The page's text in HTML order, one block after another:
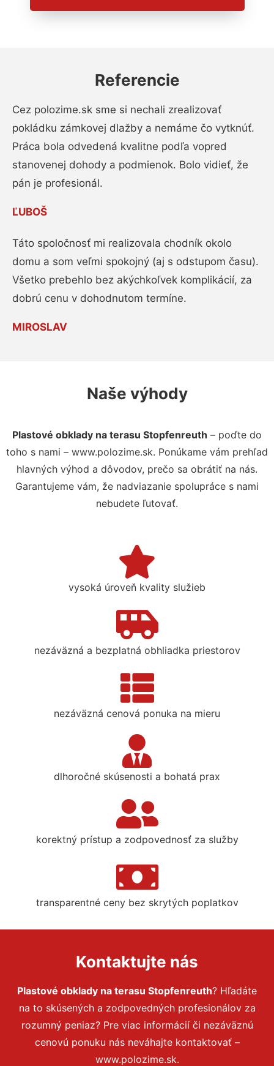
Referencie
Cez polozime.sk sme si nechali zrealizovať
pokládku zámkovej dlažby a nemáme čo vytknúť.
Práca bola odvedená kvalitne podľa vopred
stanovenej dohody a podmienok. Bolo vidieť, že
pán je profesionál.
ĽUBOŠ
Táto spoločnosť mi realizovala chodník okolo
domu a som veľmi spokojný (aj s odstupom času).
Všetko prebehlo bez akýchkoľvek komplikácií, za
dobrú cenu v dohodnutom termíne.
MIROSLAV
Naše výhody
Plastové obklady na terasu Stopfenreuth – poďte do
toho s nami – www.polozime.sk. Ponúkame vám prehľad
hlavných výhod a dôvodov, prečo sa obrátiť na nás.
Garantujeme vám, že nadviazanie spolupráce s nami
nebudete ľutovať.
vysoká úroveň kvality služieb
nezáväzná a bezplatná obhliadka priestorov
nezáväzná cenová ponuka na mieru
dlhoročné skúsenosti a bohatá prax
korektný prístup a zodpovednosť za služby
transparentné ceny bez skrytých poplatkov
Kontaktujte nás
Plastové obklady na terasu Stopfenreuth? Hľadáte
na to skúsených a zodpovedných profesionálov za
rozumný peniaz? Pre viac informácií či nezáväznú
cenovú ponuku nás neváhajte kontaktovať –
www.polozime.sk.